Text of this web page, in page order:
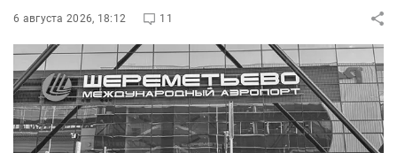
6 августа 2026, 18:12 11